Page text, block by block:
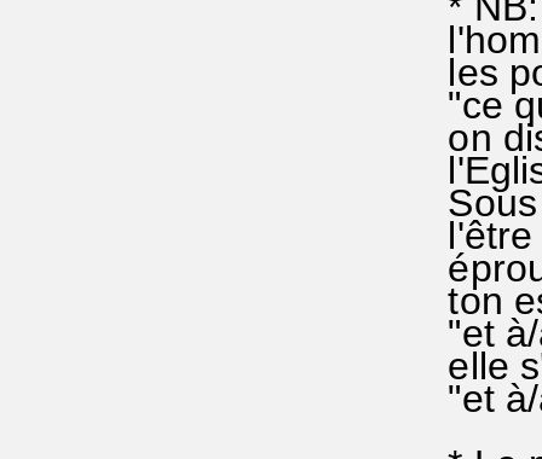
les
"ce
on
Sous
l'être
ton
"et à/
elle
"et à/